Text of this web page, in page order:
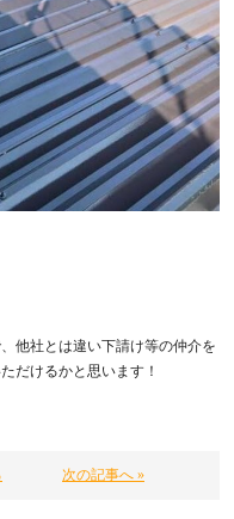
他社とは違い下請け等の仲介を
だけるかと思います！
次の記事へ »